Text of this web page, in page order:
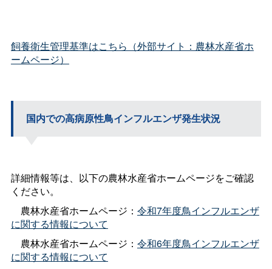
飼養衛生管理基準はこちら（外部サイト：農林水産省ホ
ームページ）
国内での高病原性鳥インフルエンザ発生状況
詳細情報等は、以下の農林水産省ホームページをご確認
ください。
農林水産省ホームページ： 令和7年度鳥インフルエンザ
に関する情報について
農林水産省ホームページ： 令和6年度鳥インフルエンザ
に関する情報について